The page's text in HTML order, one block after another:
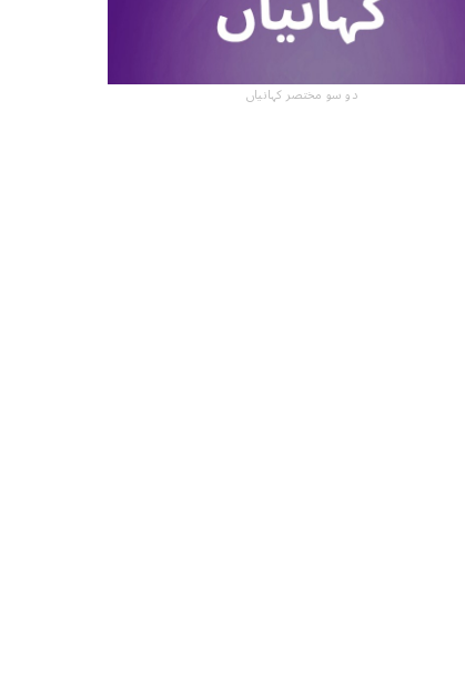
دو سو مختصر کہانیاں